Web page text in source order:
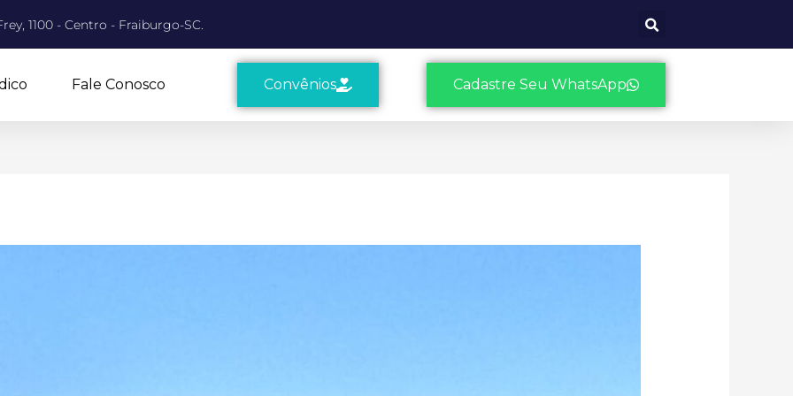
1100 - Centro - Fraiburgo-SC.
Fale Conosco Convênios Cadastre Seu WhatsApp